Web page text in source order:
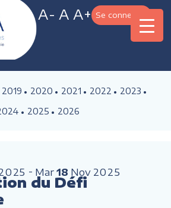
A- A A+ Se connecter
2019 2020 2021 2022
2023
2025 2026
Mar 18 Nov 2025
du Défi